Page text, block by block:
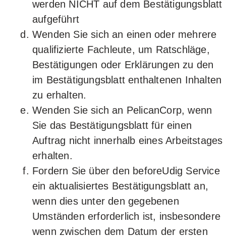
werden NICHT auf dem Bestätigungsblatt
aufgeführt
Wenden Sie sich an einen oder mehrere
qualifizierte Fachleute, um Ratschläge,
Bestätigungen oder Erklärungen zu den
im Bestätigungsblatt enthaltenen Inhalten
zu erhalten.
Wenden Sie sich an PelicanCorp, wenn
Sie das Bestätigungsblatt für einen
Auftrag nicht innerhalb eines Arbeitstages
erhalten.
Fordern Sie über den beforeUdig Service
ein aktualisiertes Bestätigungsblatt an,
wenn dies unter den gegebenen
Umständen erforderlich ist, insbesondere
wenn zwischen dem Datum der ersten